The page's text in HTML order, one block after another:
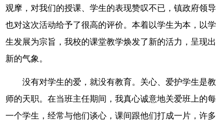
观摩，对我们的授课、学生的表现赞叹不已，镇政府领导
也对这次活动给予了很高的评价。本着以学生为本，以学
生发展为宗旨，我校的课堂教学焕发了新的活力，呈现出
新的气象。
没有对学生的爱，就没有教育。关心、爱护学生是教
师的天职。在当班主任期间，我真心诚意地关爱班上的每
一个学生，经常与他们谈心，课间跟他们打成一片，许多